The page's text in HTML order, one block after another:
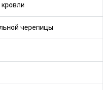
черепицы